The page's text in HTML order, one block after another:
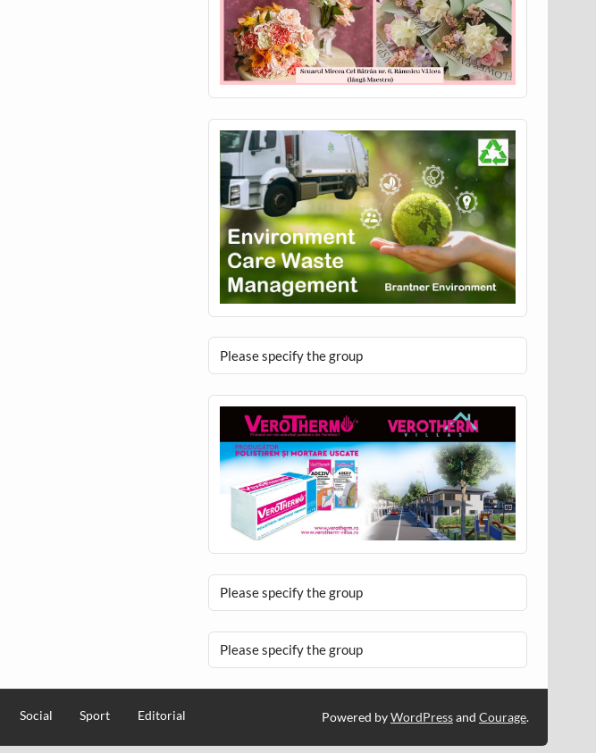
Please specify the group
Please specify the group
Please specify the group
Social Sport Editorial Powered byWordPressand Courage.